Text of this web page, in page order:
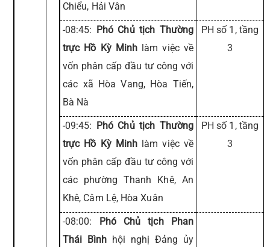
Chiểu, Hải Vân
-08:45: Phó Chủ tịch Thường
trực Hồ Kỳ Minh làm việc về
vốn phân cấp đầu tư công với
các xã Hòa Vang, Hòa Tiến,
Bà Nà
PH số 1, tầng
3
-09:45: Phó Chủ tịch Thường
trực Hồ Kỳ Minh làm việc về
vốn phân cấp đầu tư công với
các phường Thanh Khê, An
Khê, Câm Lệ, Hòa Xuân
PH số 1, tầng
3
-08:00: Phó Chủ tịch Phan
Thái Bình hội nghị Đảng ủy